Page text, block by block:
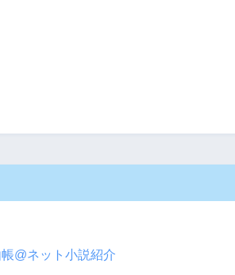
@ネット小説紹介